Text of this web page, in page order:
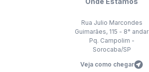
Rua Julio Marcondes
Guimarães, 115 - 8° andar
Pq. Campolim -
Sorocaba/SP
Veja como chegar